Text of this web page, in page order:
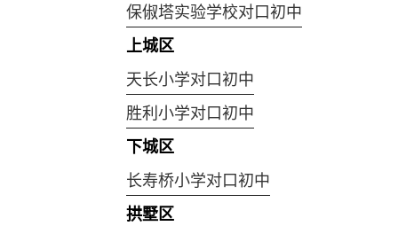
保俶塔实验学校对口初中
上城区
天长小学对口初中
胜利小学对口初中
下城区
长寿桥小学对口初中
拱墅区